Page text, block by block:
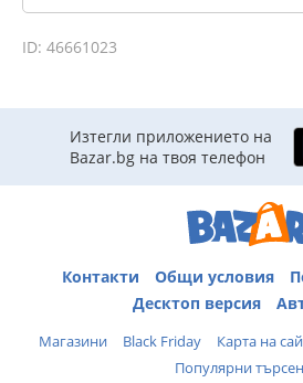
ID: 46661023
Изтегли приложението на
Bazar.bg на твоя телефон
Контакти Общи условия
Десктоп версия
Магазини Black Friday Карта на
Популярни